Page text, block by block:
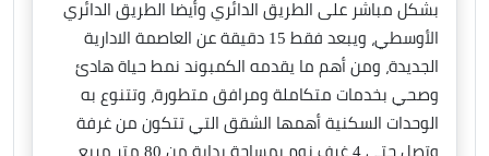
بشكل مباشر على الطريق الدائري وأيضا الطريق الدائري
الأوسطي، ويبعد فقط 15 دقيقة عن العاصمة الادارية
الجديدة، ومن أهم ما يقدمه الكمبوند نمط حياة هادئ
وصحي بخدمات متكاملة ومرافق متطورة، وتتنوع به
الوحدات السكنية أهمها الشقق التي تتكون من غرفة
وتصل حتى 4 غرف نوم بمساحة بداية من 80 متر مربع